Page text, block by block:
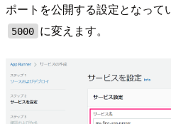
ポートを公開する設定となって
5000 に変えます。